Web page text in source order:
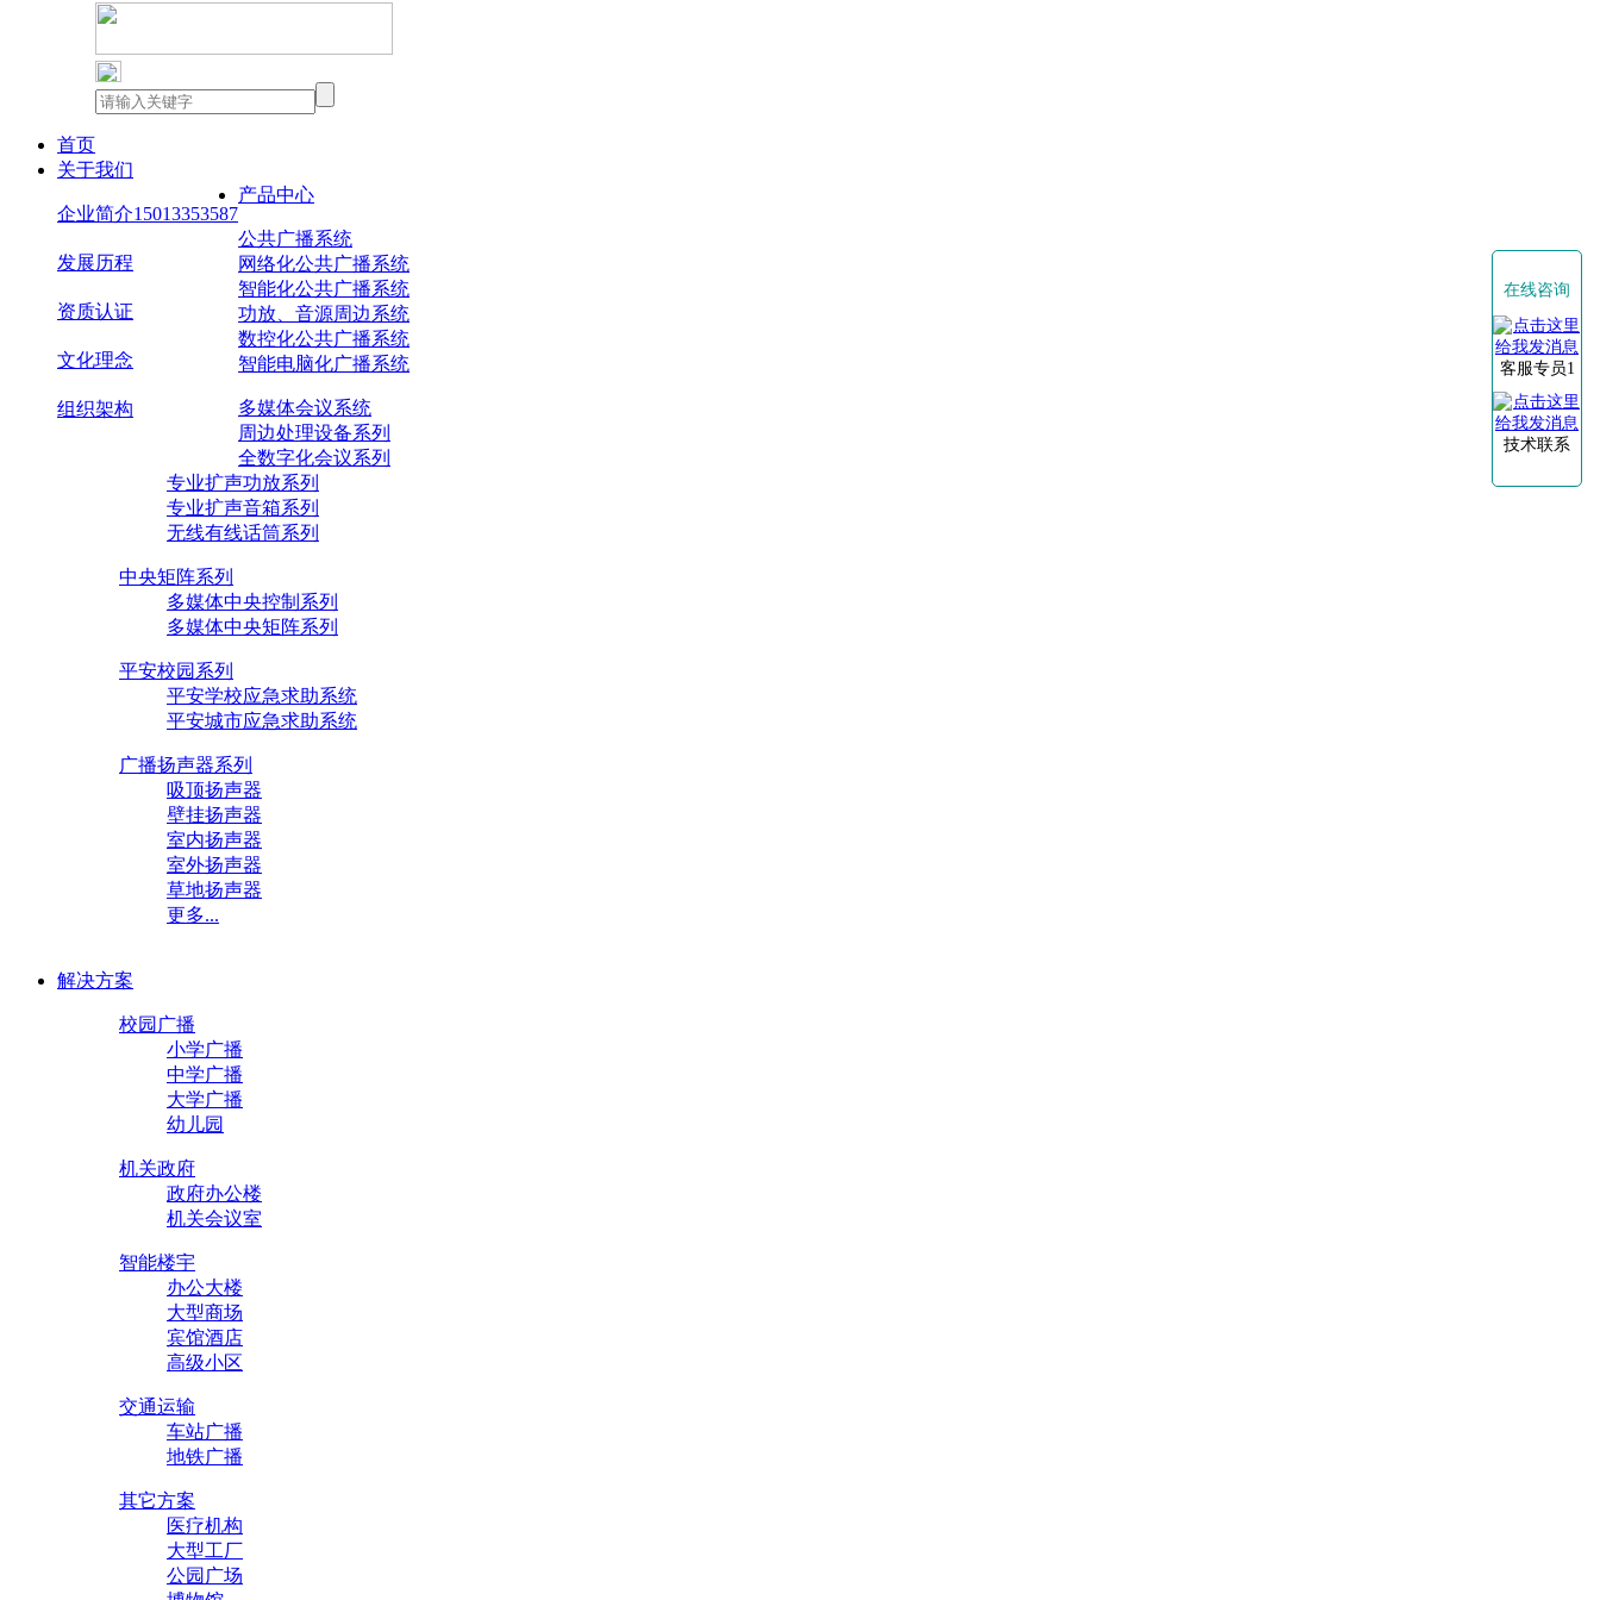
首页
关于我们
企业简介15013353587
发展历程
资质认证
文化理念
组织架构
产品中心
公共广播系统
网络化公共广播系统
智能化公共广播系统
功放、音源周边系统
数控化公共广播系统
智能电脑化广播系统
多媒体会议系统
周边处理设备系列
全数字化会议系列
专业扩声功放系列
专业扩声音箱系列
无线有线话筒系列
中央矩阵系列
多媒体中央控制系列
多媒体中央矩阵系列
平安校园系列
平安学校应急求助系统
平安城市应急求助系统
广播扬声器系列
吸顶扬声器
壁挂扬声器
室内扬声器
室外扬声器
草地扬声器
更多...
解决方案
校园广播
小学广播
中学广播
大学广播
幼儿园
机关政府
政府办公楼
机关会议室
智能楼宇
办公大楼
大型商场
宾馆酒店
高级小区
交通运输
车站广播
地铁广播
其它方案
医疗机构
大型工厂
公园广场
公共广播系统
智能化公共广播系统
功放、音源周边系统
数控化公共广播系统
智能电脑化广播系统
周边处理设备系列
全数字化会议系列
专业扩声音箱系列
无线有线话筒系列
中央矩阵系列
多媒体中央控制系列
多媒体中央矩阵系列
平安校园系列
平安学校应急求助系统
平安城市应急求助系统
广播扬声器系列
壁挂扬声器
室内扬声器
室外扬声器
草地扬声器
号角扬声器
吊顶扬声器
油画扬声器
广播扬声器系列
首页>产品中心
CDK-812 草地喇叭
CDK-814 草地喇叭
CDK-810 草地喇叭
CDK-816 草地喇叭
CDK-811 草地喇叭
关于我们
CDK简介
在线咨询
客服专员1
技术联系